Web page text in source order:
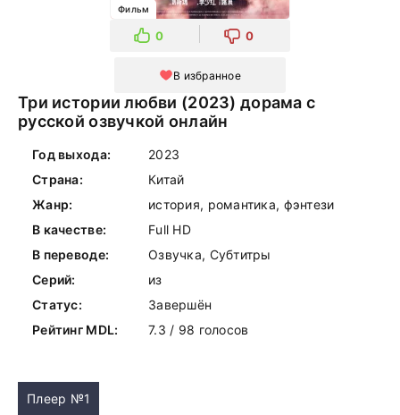
Фильм
0 0
В избранное
Три истории любви (2023) дорама с
русской озвучкой онлайн
Год выхода:
2023
Страна:
Китай
Жанр:
история, романтика, фэнтези
В качестве:
Full HD
В переводе:
Озвучка, Субтитры
Серий:
из
Статус:
Завершён
Рейтинг MDL:
7.3 / 98 голосов
Плеер №1